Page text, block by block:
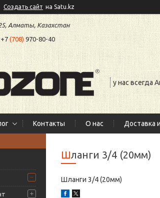
Создать сайт на Satu.kz
Алматы, Казахстан
+7(708) 970-80-40
у нас всегда
Контакты О нас Доставка
Шланги 3/4 (20мм)
Шланги 3/4 (20мм)